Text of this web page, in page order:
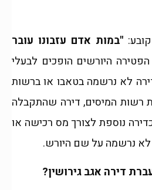
"במות אדם עזבונו עובר
היורשים הופכים לבעלי
לא נרשמה בטאבו או ברשות
רשות המיסים, דירה שהתקבלה
נוספת לצורך מס רכישה או
נרשמה על שם היורש.
דירה אגב גירושין?